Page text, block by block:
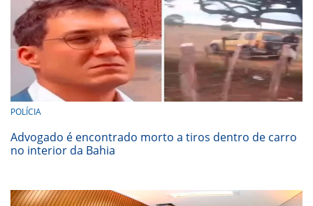
POLÍCIA
Advogado é encontrado morto a tiros dentro de carro
no interior da Bahia